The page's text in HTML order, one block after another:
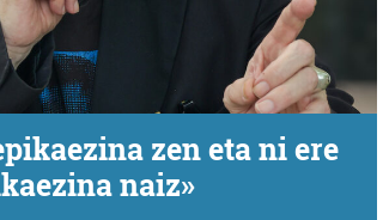
zen eta ni ere
naiz»